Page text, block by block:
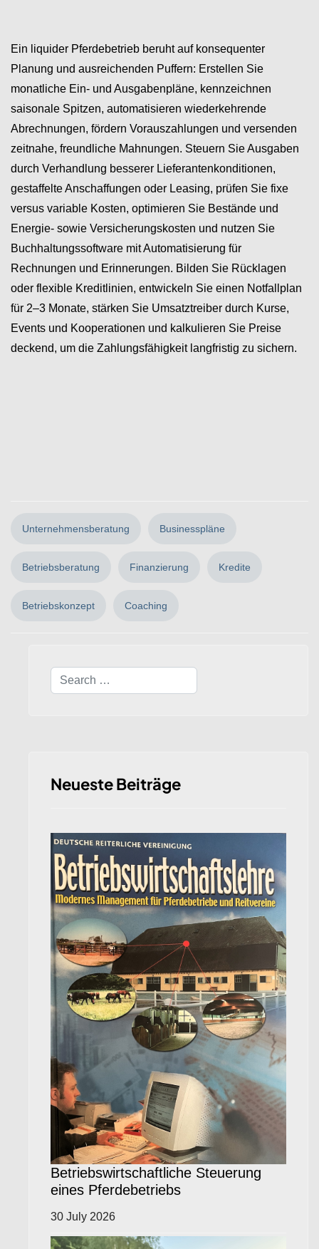
Ein liquider Pferdebetrieb beruht auf konsequenter
Planung und ausreichenden Puffern: Erstellen Sie
monatliche Ein- und Ausgabenpläne, kennzeichnen
saisonale Spitzen, automatisieren wiederkehrende
Abrechnungen, fördern Vorauszahlungen und versenden
zeitnahe, freundliche Mahnungen. Steuern Sie Ausgaben
durch Verhandlung besserer Lieferantenkonditionen,
gestaffelte Anschaffungen oder Leasing, prüfen Sie fixe
versus variable Kosten, optimieren Sie Bestände und
Energie- sowie Versicherungskosten und nutzen Sie
Buchhaltungssoftware mit Automatisierung für
Rechnungen und Erinnerungen. Bilden Sie Rücklagen
oder flexible Kreditlinien, entwickeln Sie einen Notfallplan
für 2–3 Monate, stärken Sie Umsatztreiber durch Kurse,
Events und Kooperationen und kalkulieren Sie Preise
deckend, um die Zahlungsfähigkeit langfristig zu sichern.
Unternehmensberatung Businesspläne
Betriebsberatung Finanzierung Kredite
Betriebskonzept Coaching
Search
Neueste Beiträge
Betriebswirtschaftliche Steuerung
eines Pferdebetriebs
30 July 2026